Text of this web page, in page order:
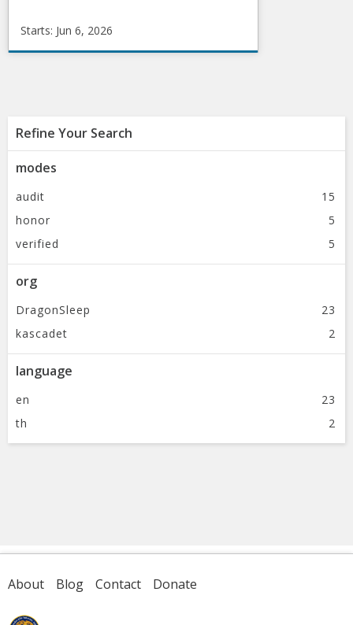
Starts: Jun 6, 2026
2026
Refine Your Search
modes
audit
15
honor
5
verified
5
org
DragonSleep
23
kascadet
2
language
en
23
th
2
About Blog Contact Donate